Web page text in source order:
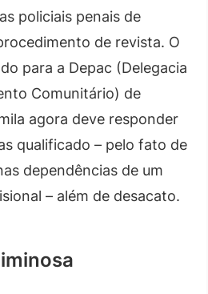
policiais penais de
de revista. O
para a Depac (Delegacia
Comunitário) de
agora deve responder
qualificado – pelo fato de
dependências de um
– além de desacato.